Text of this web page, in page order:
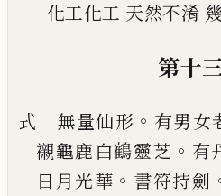
化工化工 天然不淆
第十
式 無量仙形 。 有男女
襯龜鹿 白鶴靈芝 。 有
日月光華 。 書符持劍